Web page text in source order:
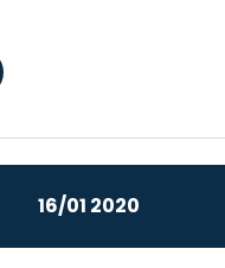
16/01 2020